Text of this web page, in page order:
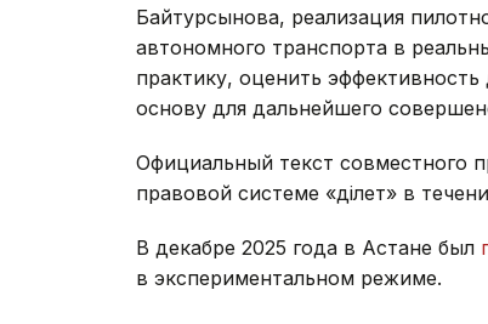
Байтурсынова, реализация
автономного транспорта в
практику, оценить
основу для дальнейшего
Официальный текст совместного
правовой системе «Әділет» в
В декабре 2025 года в Астане был
в экспериментальном режиме.